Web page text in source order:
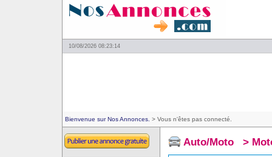
10/08/2026 08:23:14
Bienvenue sur Nos Annonces. > Vous n'êtes pas connecté.
Auto/Moto >